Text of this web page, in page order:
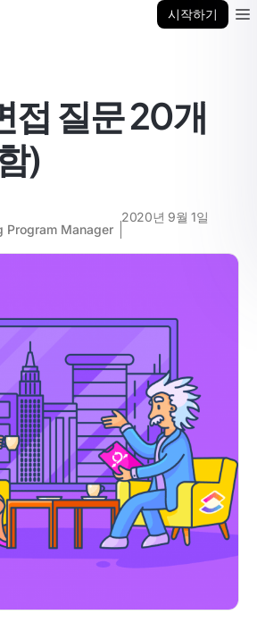
시작하기
접 질문 20개
)
Program Manager
2020년 9월 1일